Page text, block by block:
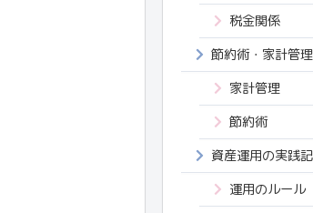
税金関係
節約術・家計管理
家計管理
節約術
資産運用の実践
運用のルール